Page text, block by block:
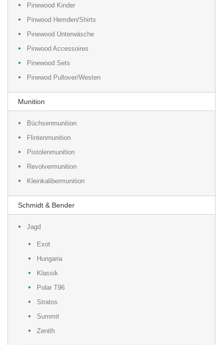
Pinewood Kinder
Pinwood Hemden/Shirts
Pinewood Unterwäsche
Pinwood Accessoires
Pinewood Sets
Pinewod Pullover/Westen
Munition
Büchsenmunition
Flintenmunition
Pistolenmunition
Revolvermunition
Kleinkalibermunition
Schmidt & Bender
Jagd
Exot
Hungaria
Klassik
Polar T96
Stratos
Summit
Zenith